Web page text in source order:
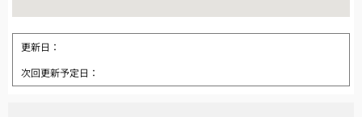
更新日：
次回更新予定日：